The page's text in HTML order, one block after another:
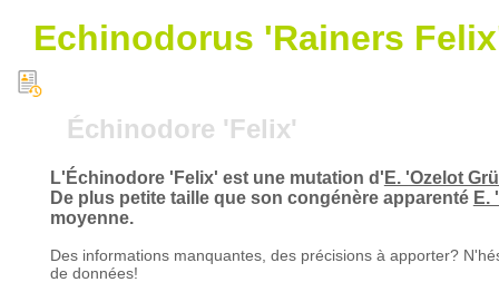
Echinodorus 'Rainers
Échinodore 'Felix'
L'Échinodore 'Felix' est une mutation d' E. 'Ozelot
De plus petite taille que son congénère apparenté E.
moyenne.
Des informations manquantes, des précisions à apporter?
de données!